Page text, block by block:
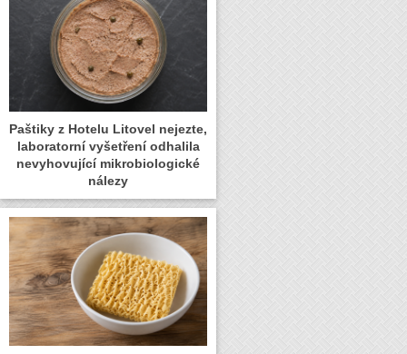
Paštiky z Hotelu Litovel nejezte,
laboratorní vyšetření odhalila
nevyhovující mikrobiologické
nálezy